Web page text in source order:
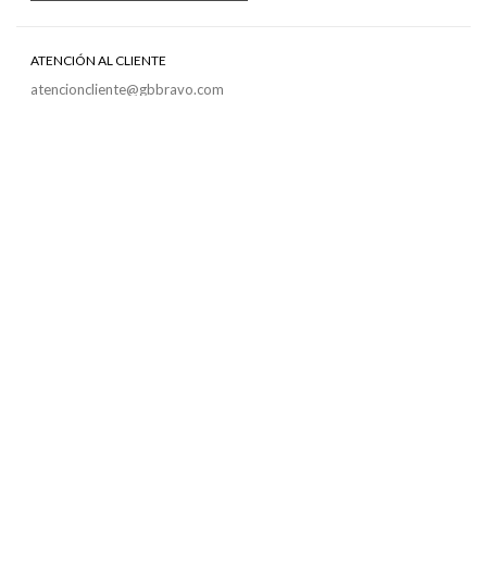
ATENCIÓN AL CLIENTE
atencioncliente@gbbravo.com